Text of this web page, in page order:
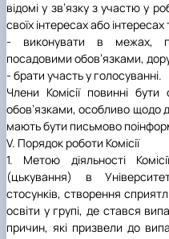
відомі у зв’язку з участю у
своїх інтересах або інтересах
- виконувати в межах,
посадовими обов’язками,
- брати участь у голосуванні.
Члени Комісії повинні
обов’язками, особливо щодо
мають бути письмово
V. Порядок роботи Комісії
1. Метою діяльності
(цькування) в
стосунків, створення
освіти у групі, де стався
причин, які призвели до